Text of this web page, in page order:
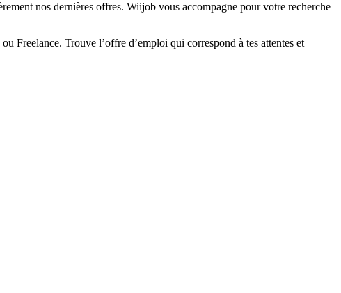
nos dernières offres. Wiijob vous accompagne pour votre recherche
Freelance. Trouve l’offre d’emploi qui correspond à tes attentes et